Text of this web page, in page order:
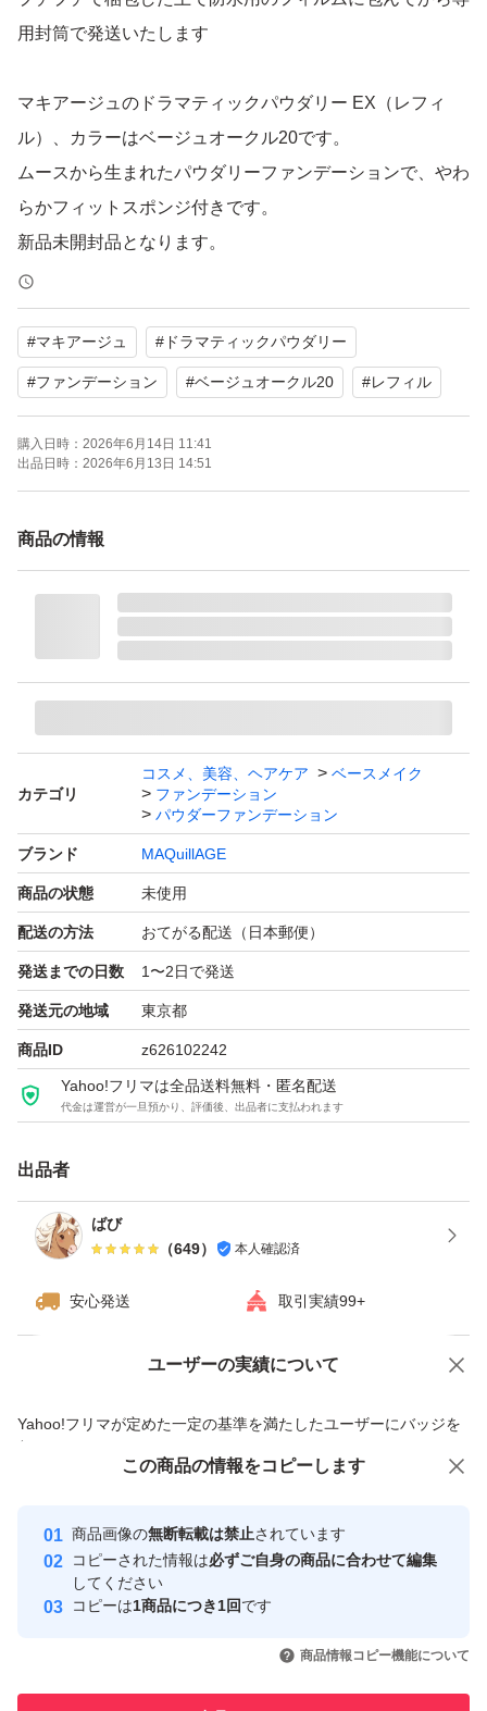
用封筒で発送いたします
マキアージュのドラマティックパウダリー EX（レフィ
ル）、カラーはベージュオークル20です。
ムースから生まれたパウダリーファンデーションで、やわ
らかフィットスポンジ付きです。
新品未開封品となります。
【ブランド】MAQuillAGE
【商品名】ドラマティックパウダリー EX
【カラー】ベージュオークル20
【状態】未使用
【付属品】やわらかフィットスポンジ
#マキアージュ # ドラマティックパウダリー
#ファンデーション #ベージュオークル20 #レフィル
購入日時： 2026年6月14日 11:41
出品日時： 2026年6月13日 14:51
商品の情報
カテゴリ
コスメ、美容、ヘアケア
ベースメイク
ファンデーション
パウダーファンデーション
ブランド MAQuillAGE
商品の状態 未使用
配送の方法 おてがる配送（日本郵便）
発送までの日数 1〜2日で発送
発送元の地域 東京都
商品ID z626102242
Yahoo!フリマは全品送料無料・匿名配送
代金は運営が一旦預かり、評価後、出品者に支払われます
出品者
ばび
（649） 本人確認済
安心発送 取引実績99+
ユーザーの実績について
Yahoo!フリマが定めた一定の基準を満たしたユーザーにバッジを
付与しています
安心取引出品者
心・安全なユーザーです
取引実績
引を完了させた実績があります
価格の相談 商品への質問
この商品の情報をコピーします
商品画像の無断転載は禁止されています
コピーされた情報は必ずご自身の商品に合わせて編集
してください
コピーは1商品につき1回です
商品情報コピー機能について
この商品をみている人にオススメ